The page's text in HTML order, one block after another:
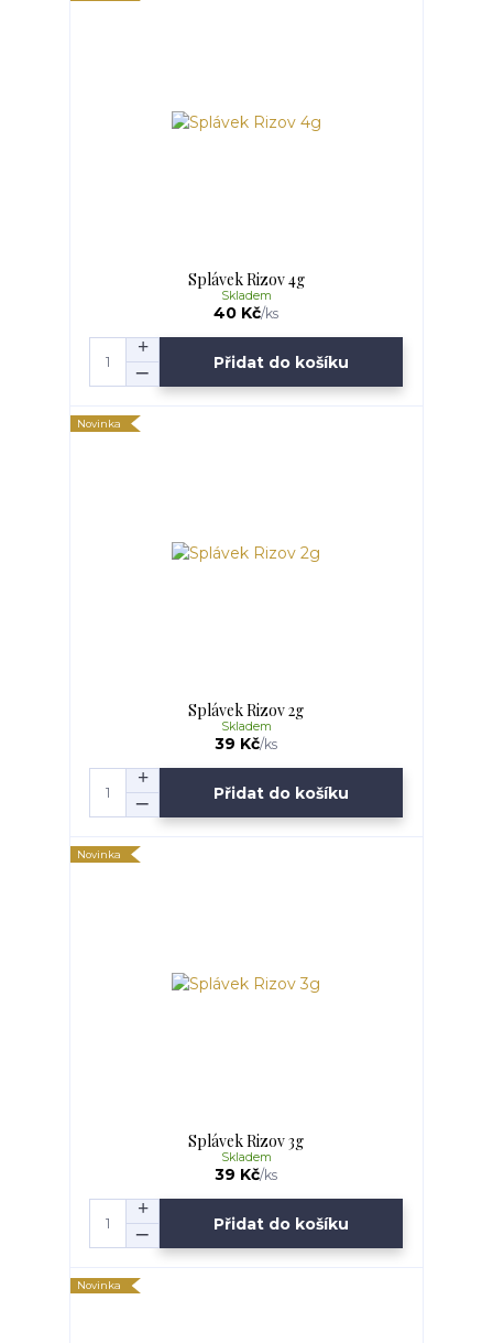
Splávek Rizov 4g
40 Kč/ks
Skladem
Přidat do košíku
Novinka
Splávek Rizov 2g
39 Kč/ks
Skladem
Přidat do košíku
Novinka
Splávek Rizov 3g
39 Kč/ks
Skladem
Přidat do košíku
Novinka